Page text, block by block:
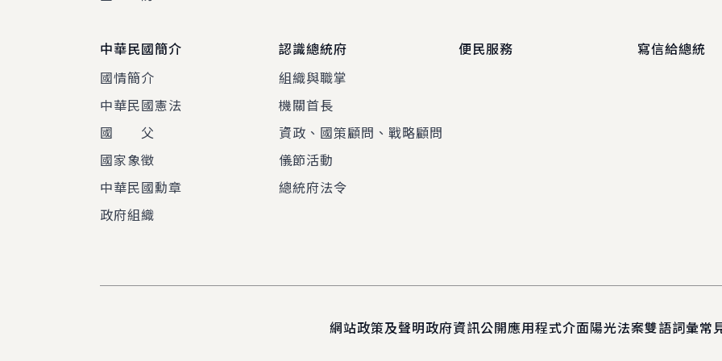
中華民國簡介
國情簡介
中華民國憲法
國 父
國家象徵
中華民國勳章
政府組織
認識總統府
組織與職掌
機關首長
資政、國策顧問、戰略顧問
儀節活動
總統府法令
便民服務 寫信給總統
網站政策及聲明政府資訊公開應用程式介面陽光法案雙語詞彙常